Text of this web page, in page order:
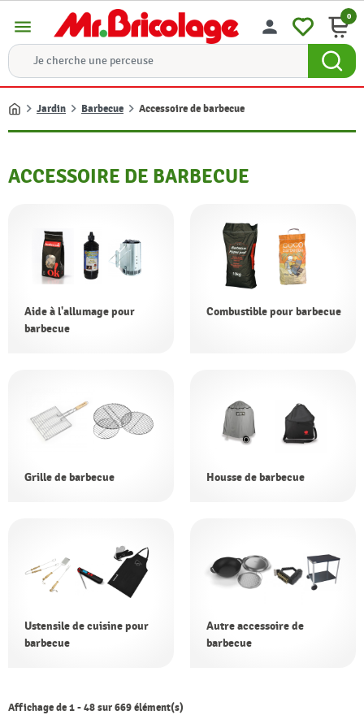
menu person 0
Accueil
Jardin Barbecue Accessoire de barbecue
ACCESSOIRE DE BARBECUE
Aide à l'allumage pour
barbecue
Combustible pour barbecue
Grille de barbecue Housse de barbecue
Ustensile de cuisine pour
barbecue
Autre accessoire de
barbecue
Affichage de 1 - 48 sur 669 élément(s)